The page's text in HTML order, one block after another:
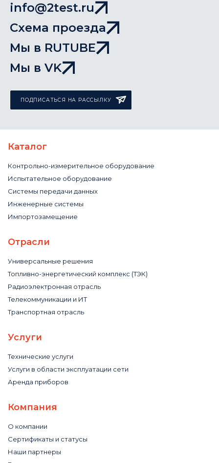
info@2test.ru
Схема проезда
Мы в RUTUBE
Мы в VK
ПОДПИСАТЬСЯ НА РАССЫЛКУ
Каталог
Контрольно-измерительное оборудование
Испытательное оборудование
Системы передачи данных
Инженерные системы
Импортозамещение
Отрасли
Универсальные решения
Топливно-энергетический комплекс (ТЭК)
Радиоэлектронная отрасль
Телекоммуникации и ИТ
Транспортная отрасль
Услуги
Технические услуги
Услуги в области эксплуатации сети
Аренда приборов
Компания
О компании
Сертификаты и статусы
Наши партнеры